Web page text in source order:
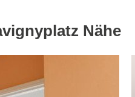
Nähe